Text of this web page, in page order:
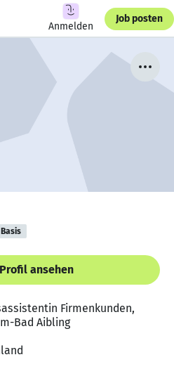
Anmelden
Job posten
Basis
ansehen
Firmenkunden,
Bad Aibling